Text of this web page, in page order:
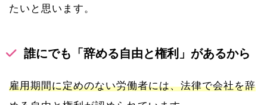
たいと思います。
誰にでも「辞める自由と権利」があるから
雇用期間に定めのない労働者には、法律で会社を辞